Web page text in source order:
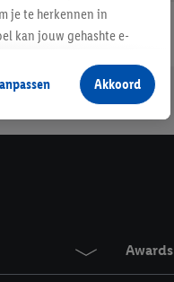
Awards
je te herkennen in
kan jouw gehashte e-
voor producten waarin je
winkel te plaatsen
van jouw gehashte e-
jou kunnen worden
en vergelijkbare
Akkoord